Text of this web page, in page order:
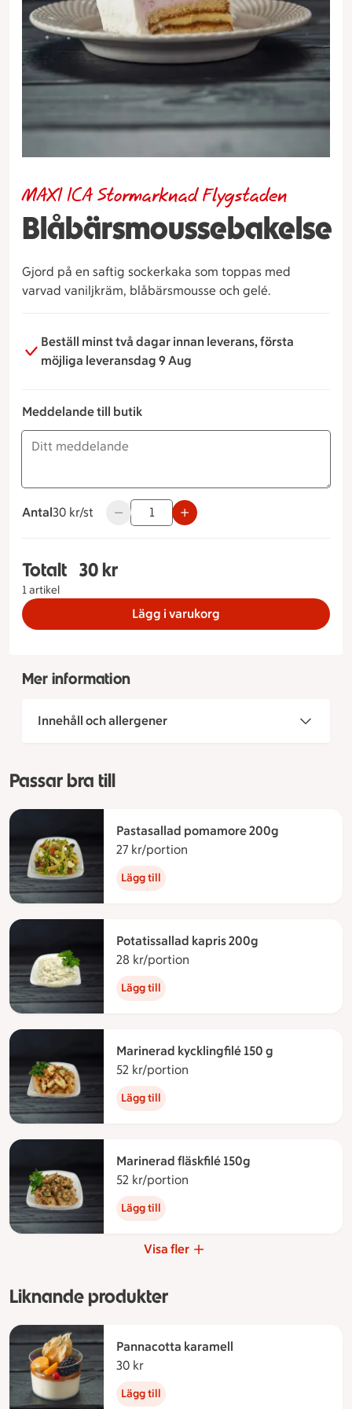
Blåbärsmoussebakelse
MAXI ICA Stormarknad Flygstaden
Gjord på en saftig sockerkaka som toppas med
varvad vaniljkräm, blåbärsmousse och gelé.
Beställ minst två dagar innan leverans, första
möjliga leveransdag 9 Aug
Meddelande till butik
Antal
30 kronor styck
30 kr/st Använd knapparna för att minska eller
Totalt
1 artikel
Totalt 1 stycken Blåbärsmoussebakelse, 30
30 kr
Lägg i varukorg
Mer information
Innehåll och allergener
Passar bra till
Pastasallad pomamore 200g
27 kr/portion
Lägg till
Potatissallad kapris 200g
28 kr/portion
Lägg till
Marinerad kycklingfilé 150 g
52 kr/portion
Lägg till
Marinerad fläskfilé 150g
52 kr/portion
Lägg till
Visa fler
Liknande produkter
Pannacotta karamell
30 kr
Lägg till